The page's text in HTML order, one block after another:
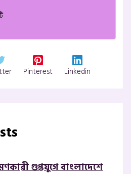
Pinterest Linkedin
গুপ্তযুগে বাংলাদেশে